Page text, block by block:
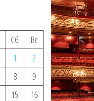
Сб
Вс
1
2
8
9
15
16